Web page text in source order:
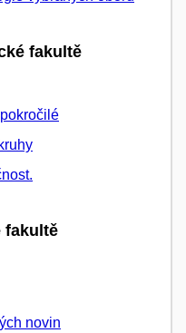
fakultě
fakultě
novin